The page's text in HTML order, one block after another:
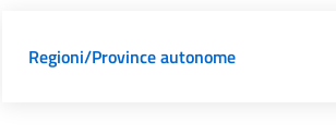
Regioni/Province autonome